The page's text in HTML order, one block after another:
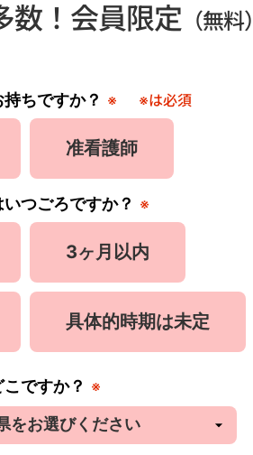
数！会員限定 （無料）
ちですか？ ※ ※は必須
准看護師
つごろですか？ ※
3ヶ月以内
具体的時期は未定
ですか？ ※